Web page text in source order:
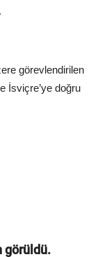
görevlendirilen
İsviçre’ye doğru
görüldü.